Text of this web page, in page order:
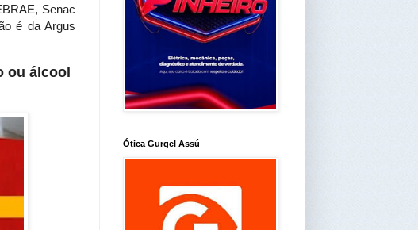
Senac
é da Argus
ou álcool
Ótica Gurgel Assú